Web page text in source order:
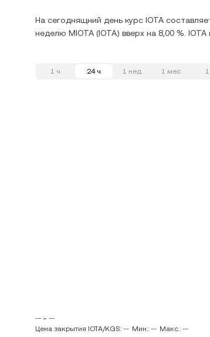
На сегоднящний день курс IOTA
неделю MIOTA (IOTA) вверх на 8,00 %.
1 ч 24 ч 1 нед. 1 мес. 1
-- ~ --
Цена закрытия IOTA/KGS: -- Мин.: -- Макс.: --